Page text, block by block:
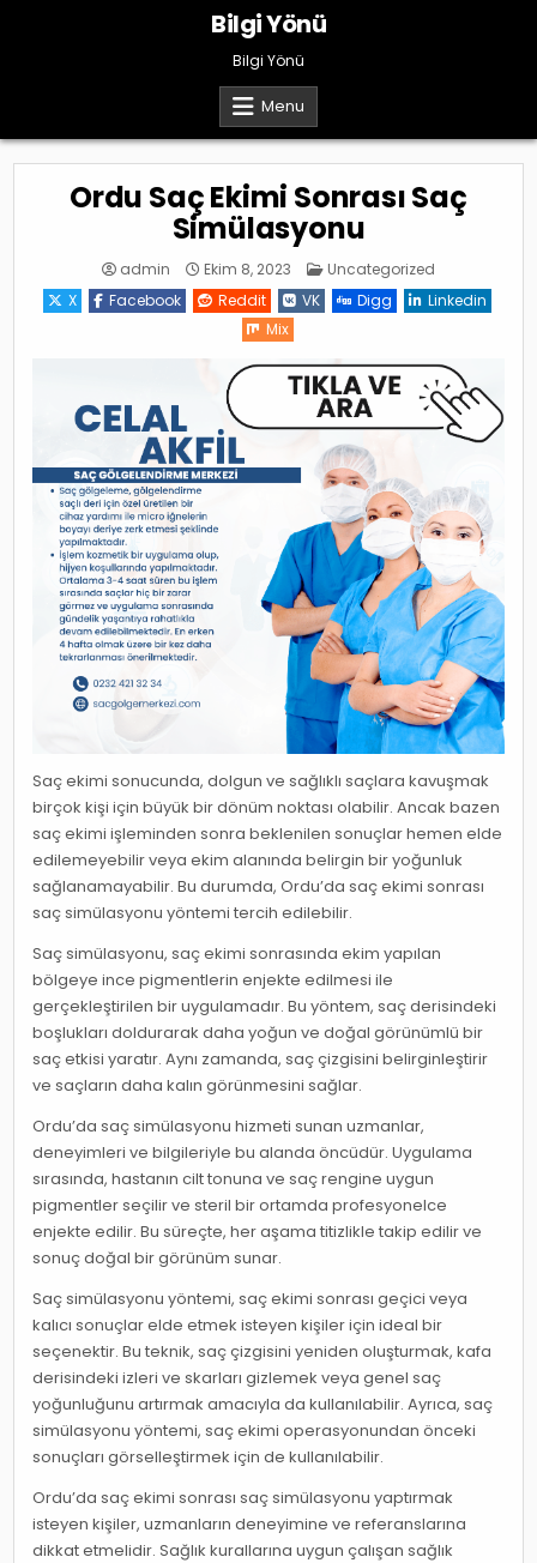
Bilgi Yönü
Bilgi Yönü
Menu
Ordu Saç Ekimi Sonrası Saç
Simülasyonu
admin Ekim 8, 2023 Posted
Uncategorized
X
Facebook Reddit VK Digg
Linkedin
Mix
Saç ekimi sonucunda, dolgun ve sağlıklı saçlara kavuşmak
birçok kişi için büyük bir dönüm noktası olabilir. Ancak bazen
saç ekimi işleminden sonra beklenilen sonuçlar hemen elde
edilemeyebilir veya ekim alanında belirgin bir yoğunluk
sağlanamayabilir. Bu durumda, Ordu’da saç ekimi sonrası
saç simülasyonu yöntemi tercih edilebilir.
Saç simülasyonu, saç ekimi sonrasında ekim yapılan
bölgeye ince pigmentlerin enjekte edilmesi ile
gerçekleştirilen bir uygulamadır. Bu yöntem, saç derisindeki
boşlukları doldurarak daha yoğun ve doğal görünümlü bir
saç etkisi yaratır. Aynı zamanda, saç çizgisini belirginleştirir
ve saçların daha kalın görünmesini sağlar.
Ordu’da saç simülasyonu hizmeti sunan uzmanlar,
deneyimleri ve bilgileriyle bu alanda öncüdür. Uygulama
sırasında, hastanın cilt tonuna ve saç rengine uygun
pigmentler seçilir ve steril bir ortamda profesyonelce
enjekte edilir. Bu süreçte, her aşama titizlikle takip edilir ve
sonuç doğal bir görünüm sunar.
Saç simülasyonu yöntemi, saç ekimi sonrası geçici veya
kalıcı sonuçlar elde etmek isteyen kişiler için ideal bir
seçenektir. Bu teknik, saç çizgisini yeniden oluşturmak, kafa
derisindeki izleri ve skarları gizlemek veya genel saç
yoğunluğunu artırmak amacıyla da kullanılabilir. Ayrıca, saç
simülasyonu yöntemi, saç ekimi operasyonundan önceki
sonuçları görselleştirmek için de kullanılabilir.
Ordu’da saç ekimi sonrası saç simülasyonu yaptırmak
isteyen kişiler, uzmanların deneyimine ve referanslarına
dikkat etmelidir. Sağlık kurallarına uygun çalışan sağlık